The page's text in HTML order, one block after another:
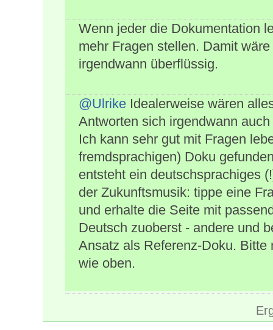
Wenn jeder die Dokumentation
mehr Fragen stellen. Damit
irgendwann überflüssig.
@Ulrike Idealerweise wären
Antworten sich irgendwann
Ich kann sehr gut mit Fragen
fremdsprachigen) Doku
entsteht ein deutschsprachiges
der Zukunftsmusik: tippe eine
und erhalte die Seite mit
Deutsch zuoberst - andere und
Ansatz als Referenz-Doku.
wie oben.